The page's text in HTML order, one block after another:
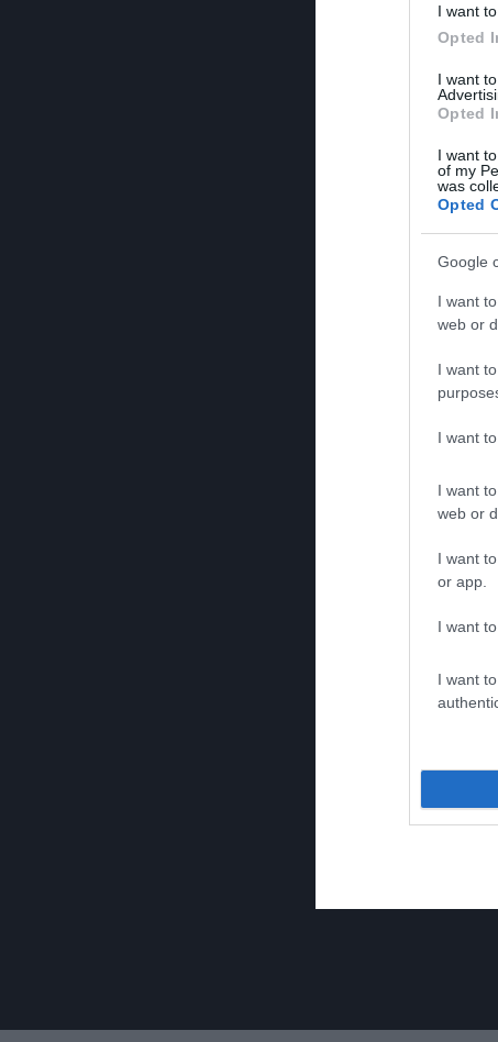
I want
Opted
I want
Opted
I want
of my
was
Opted
Google
I want
web or
I want
I want
I want
web or
I want
or app.
I want
I want